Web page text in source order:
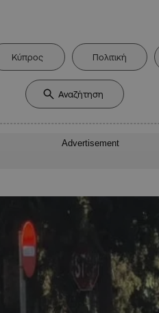
Κύπρος Πολιτική
Advertisement